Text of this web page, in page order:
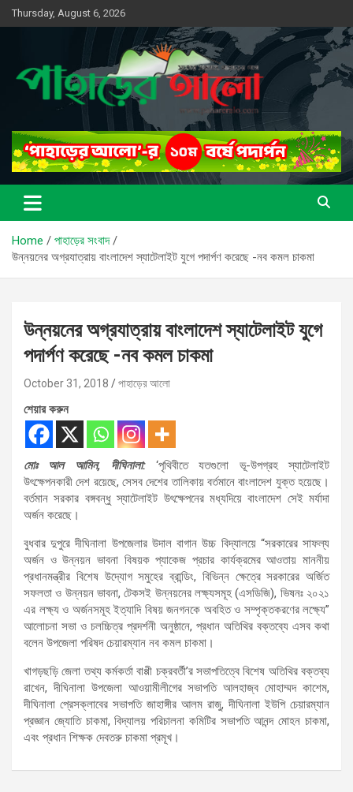
Skip
to
Thursday, August 6, 2026
পাহাড়ের আলো
সত্যের সন্ধানে, পাহাড়ের পথে
Home
পাহাড়ের সংবাদ
উন্নয়নের অগ্রযাত্রায় বাংলাদেশ স্যাটেলাইট যুগে পদার্পণ করেছে -নব কমল চাকমা
উন্নয়নের অগ্রযাত্রায় বাংলাদেশ স্যাটেলাইট যুগে
পদার্পণ করেছে -নব কমল চাকমা
October 31, 2018 পাহাড়ের আলো
শেয়ার করুন
মোঃ আল আমিন, দীঘিনালা:
‘পৃথিবীতে যতগুলো ভূ-উপগ্রহ স্যাটেলাইট
উৎক্ষেপনকারী দেশ রয়েছে, সেসব দেশের তালিকায় বর্তমানে বাংলাদেশ যুক্ত হয়েছে।
বর্তমান সরকার বঙ্গবন্ধু স্যাটেলাইট উৎক্ষেপনের মধ্যদিয়ে বাংলাদেশ সেই মর্যাদা
অর্জন করেছে।
বুধবার দুপুরে দীঘিনালা উপজেলার উদাল বাগান উচ্চ বিদ্যালয়ে “সরকারের সাফল্য
অর্জন ও উন্নয়ন ভাবনা বিষয়ক প্যাকেজ প্রচার কার্যক্রমের আওতায় মাননীয়
প্রধানমন্ত্রীর বিশেষ উদ্যোগ সমুহের ব্রান্ডিং, বিভিন্ন ক্ষেত্রে সরকারের অর্জিত
সফলতা ও উন্নয়ন ভাবনা, টেকসই উন্নয়নের লক্ষ্যসমূহ (এসডিজি), ভিষনঃ ২০২১
এর লক্ষ্য ও অর্জনসমূহ ইত্যাদি বিষয় জনগনকে অবহিত ও সম্পৃক্তকরণের লক্ষ্যে”
আলোচনা সভা ও চলচ্চিত্র প্রদর্শনী অনুষ্ঠানে, প্রধান অতিথির বক্তব্যে এসব কথা
বলেন উপজেলা পরিষদ চেয়ারম্যান নব কমল চাকমা।
খাগড়ছড়ি জেলা তথ্য কর্মকর্তা বাপ্পী চক্রবর্তী’র সভাপতিত্বে বিশেষ অতিথির বক্তব্য
রাখেন, দীঘিনালা উপজেলা আওয়ামীলীগের সভাপতি আলহাজ্ব মোহাম্মদ কাশেম,
দীঘিনালা প্রেসক্লাবের সভাপতি জাহাঙ্গীর আলম রাজু, দীঘিনালা ইউপি চেয়ারম্যান
প্রজ্ঞান জ্যোতি চাকমা, বিদ্যালয় পরিচালনা কমিটির সভাপতি আনন্দ মোহন চাকমা,
এবং প্রধান শিক্ষক দেবতরু চাকমা প্রমূখ।